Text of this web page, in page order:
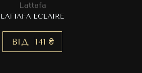
Lattafa
LATTAFA ECLAIRE
ВІД 141 ₴